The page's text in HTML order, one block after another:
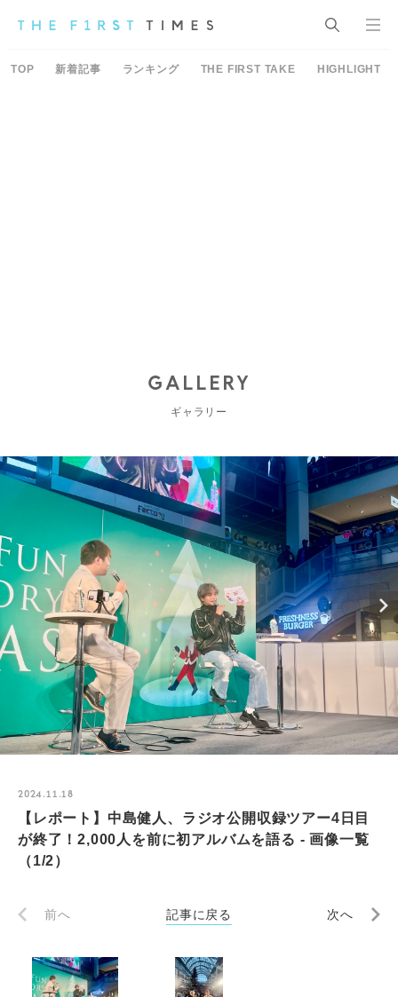
TOP 新着記事 ランキング THE FIRST TAKE HIGHLIGHT
GALLERY
ギャラリー
2024.11.18
【レポート】中島健人、ラジオ公開収録ツアー4日目
が終了！2,000人を前に初アルバムを語る - 画像一覧
（1/2）
前へ 記事に戻る 次へ